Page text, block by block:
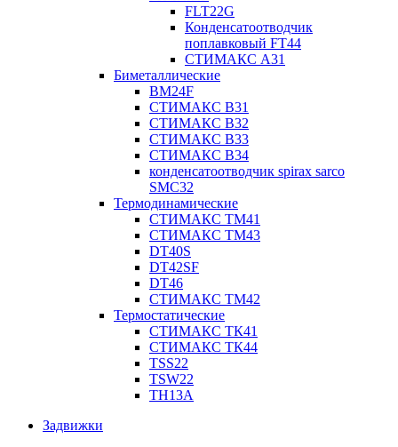
FLT22G
Конденсатоотводчик
поплавковый FT44
СТИМАКС А31
Биметаллические
BM24F
СТИМАКС B31
СТИМАКС В32
СТИМАКС В33
СТИМАКС B34
конденсатоотводчик spirax sarco
SMC32
Термодинамические
СТИМАКС ТМ41
СТИМАКС ТМ43
DT40S
DT42SF
DT46
СТИМАКС ТМ42
Термостатические
СТИМАКС ТК41
СТИМАКС ТК44
TSS22
TSW22
TH13A
Задвижки